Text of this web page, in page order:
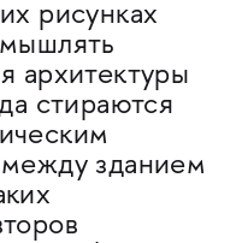
рисунках
архитектуры
стираются
зданием